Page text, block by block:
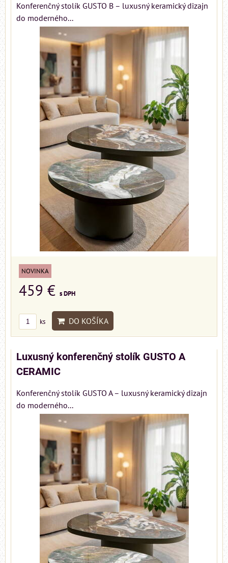
Konferenčný stolík GUSTO B – luxusný keramický dizajn
do moderného...
NOVINKA
459 € s DPH
ks DO KOŠÍKA
Luxusný konferenčný stolík GUSTO A
CERAMIC
Konferenčný stolík GUSTO A – luxusný keramický dizajn
do moderného...